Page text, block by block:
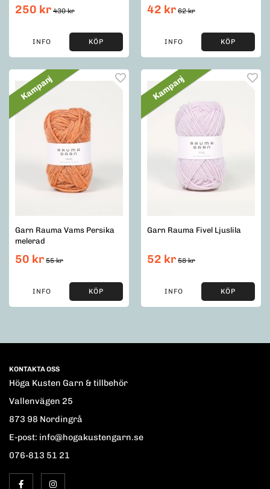
250 kr 430 kr
INFO KÖP
42 kr 62 kr
INFO KÖP
Kampanj
Garn Rauma Vams Persika
melerad
50 kr 55 kr
INFO KÖP
Kampanj
Garn Rauma Fivel Ljuslila
52 kr 58 kr
INFO KÖP
KONTAKTA OSS
Höga Kusten Garn & tillbehör
Vallenvägen 25
873 98 Nordingrå
E-post: info@hogakustengarn.se
076-813 51 21